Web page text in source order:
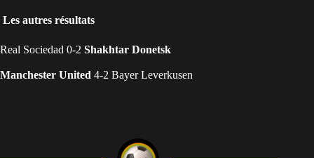
Les autres résultats
Real Sociedad 0-2 Shakhtar Donetsk
Manchester United 4-2 Bayer Leverkusen